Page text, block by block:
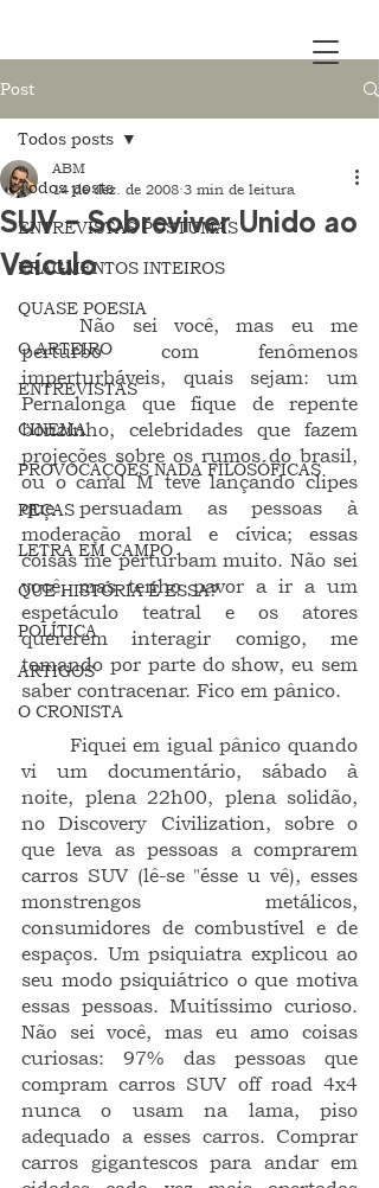
Post
Todos posts
ENTREVISTAS PÓSTUMAS
FRAGMENTOS INTEIROS
QUASE POESIA
O ARTEIRO
ENTREVISTAS
CINEMA
PROVOCAÇÕES NADA FILOSÓFICAS
PEÇAS
LETRA EM CAMPO
QUE HISTÓRIA É ESSA?
POLÍTICA
ARTIGOS
O CRONISTA
Todos posts
SUV – Sobreviver Unido ao
Veículo
ABM
14 de dez. de 2008 3 min de leitura
	Não sei você, mas eu me
perturbo com fenômenos
imperturbáveis, quais sejam: um
Pernalonga que fique de repente
bonzinho, celebridades que fazem
projeções sobre os rumos do brasil,
ou o canal M tevê lançando clipes
que persuadam as pessoas à
moderação moral e cívica; essas
coisas me perturbam muito. Não sei
você, mas tenho pavor a ir a um
espetáculo teatral e os atores
quererem interagir comigo, me
tomando por parte do show, eu sem
saber contracenar. Fico em pânico.
vi um documentário, sábado à
noite, plena 22h00, plena solidão,
no Discovery Civilization, sobre o
que leva as pessoas a comprarem
carros SUV (lê-se "ésse u vê), esses
monstrengos metálicos,
consumidores de combustível e de
espaços. Um psiquiatra explicou ao
seu modo psiquiátrico o que motiva
essas pessoas. Muitíssimo curioso.
Não sei você, mas eu amo coisas
curiosas: 97% das pessoas que
compram carros SUV off road 4x4
nunca o usam na lama, piso
adequado a esses carros. Comprar
carros gigantescos para andar em